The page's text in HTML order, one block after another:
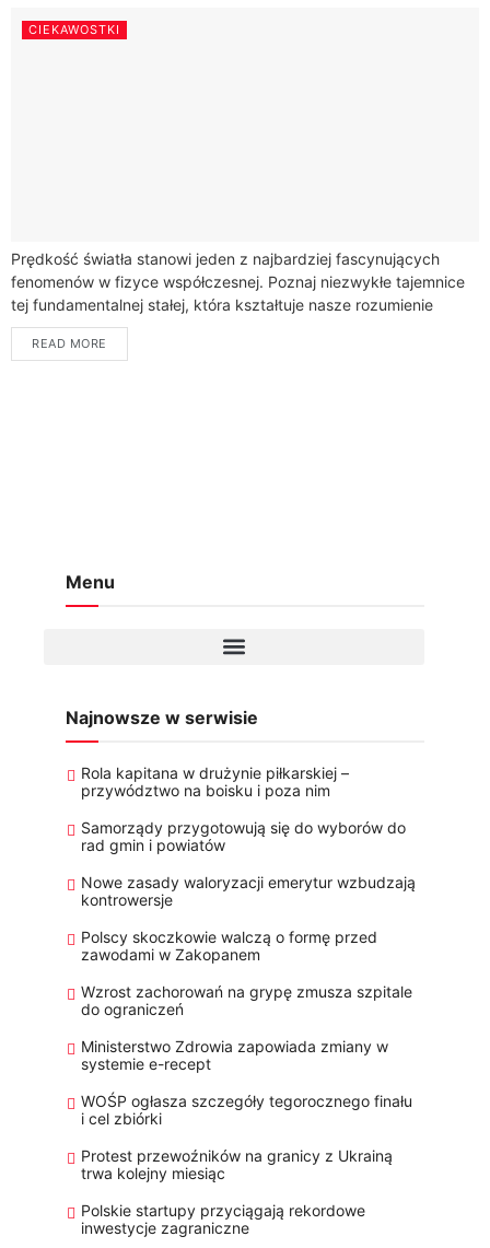
CIEKAWOSTKI
Prędkość światła stanowi jeden z najbardziej fascynujących
fenomenów w fizyce współczesnej. Poznaj niezwykłe tajemnice
tej fundamentalnej stałej, która kształtuje nasze rozumienie
przestrzeni i czasu.Zgodnie z teorią względności, prędkość
światła wynosi...
READ MORE
Menu
Najnowsze w serwisie
Rola kapitana w drużynie piłkarskiej –
przywództwo na boisku i poza nim
Samorządy przygotowują się do wyborów do
rad gmin i powiatów
Nowe zasady waloryzacji emerytur wzbudzają
kontrowersje
Polscy skoczkowie walczą o formę przed
zawodami w Zakopanem
Wzrost zachorowań na grypę zmusza szpitale
do ograniczeń
Ministerstwo Zdrowia zapowiada zmiany w
systemie e-recept
WOŚP ogłasza szczegóły tegorocznego finału
i cel zbiórki
Protest przewoźników na granicy z Ukrainą
trwa kolejny miesiąc
Polskie startupy przyciągają rekordowe
inwestycje zagraniczne